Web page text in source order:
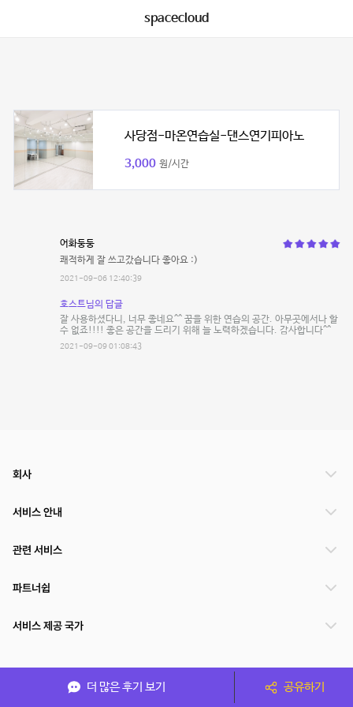
spacecloud
사당점-마온연습실-댄스연기피아노
3,000 원/시간
어화둥둥
쾌적하게 잘 쓰고갔습니다 좋아요 :)
2021-09-06 12:40:39
호스트님의 답글
잘 사용하셨다니, 너무 좋네요^^ 꿈을 위한 연습의 공간. 아무곳에서나 할
수 없죠!!!! 좋은 공간을 드리기 위해 늘 노력하겠습니다. 감사합니다^^
2021-09-09 01:08:43
더 많은 후기 보기 공유하기
회사
서비스 안내
관련 서비스
파트너쉽
서비스 제공 국가
(주)NSPACE 사업자정보